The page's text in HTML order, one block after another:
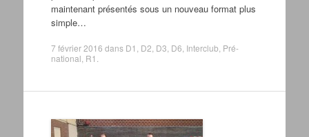
maintenant présentés sous un nouveau format plus
simple…
7 février 2016 dans D1 D2 D3 D6 Interclub Pré-
national R1